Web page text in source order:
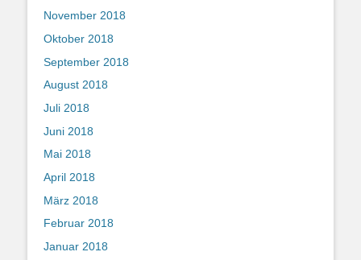
November 2018
Oktober 2018
September 2018
August 2018
Juli 2018
Juni 2018
Mai 2018
April 2018
März 2018
Februar 2018
Januar 2018